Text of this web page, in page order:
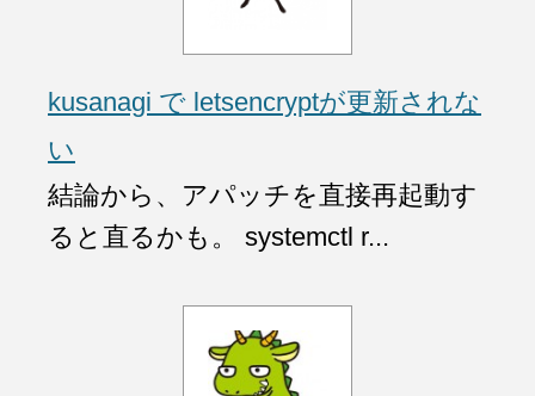
kusanagi で letsencryptが更新されな
い
結論から、アパッチを直接再起動す
ると直るかも。 systemctl r...